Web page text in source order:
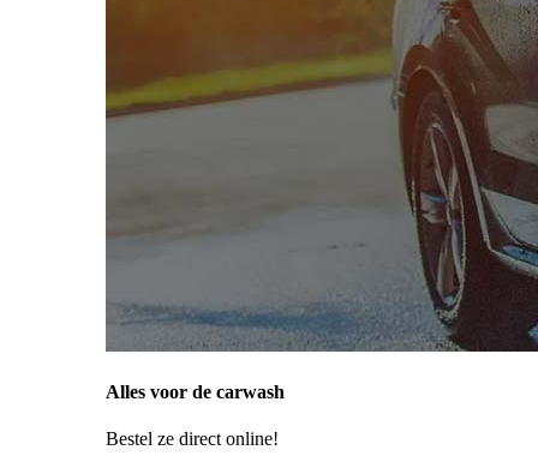
Alles voor de carwash
Bestel ze direct online!